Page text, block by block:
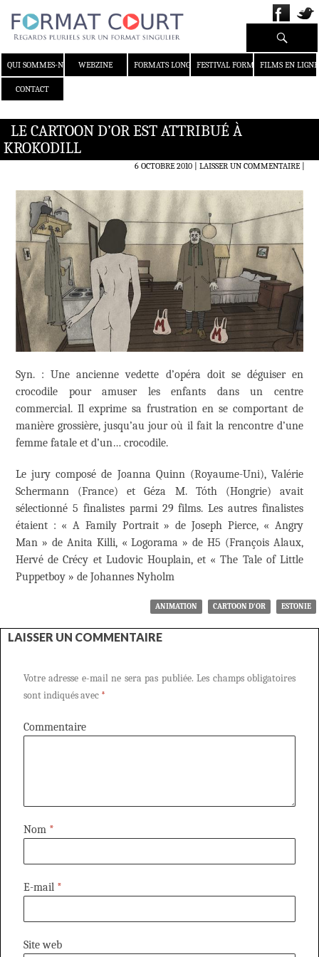
QUI SOMMES-NOUS ?WEBZINE FORMATS LONGS FESTIVAL FORMAT COURT
FILMS EN LIGNE
CONTACT
Recherche
LE CARTOON D’OR EST ATTRIBUÉ À
KROKODILL
6 OCTOBRE 2010 LAISSER UN COMMENTAIRE|
Syn. : Une ancienne vedette d’opéra doit se déguiser en
crocodile pour amuser les enfants dans un centre
commercial. Il exprime sa frustration en se comportant de
manière grossière, jusqu’au jour où il fait la rencontre d’une
femme fatale et d’un… crocodile.
Le jury composé de Joanna Quinn (Royaume-Uni), Valérie
Schermann (France) et Géza M. Tóth (Hongrie) avait
sélectionné 5 finalistes parmi 29 films. Les autres finalistes
étaient : « A Family Portrait » de Joseph Pierce, « Angry
Man » de Anita Killi, « Logorama » de H5 (François Alaux,
Hervé de Crécy et Ludovic Houplain, et « The Tale of Little
Puppetboy » de Johannes Nyholm
ANIMATION CARTOON D'OR ESTONIE
LAISSER UN COMMENTAIRE
Votre adresse e-mail ne sera pas publiée. Les champs obligatoires
sont indiqués avec *
Commentaire
Nom *
E-mail *
Site web